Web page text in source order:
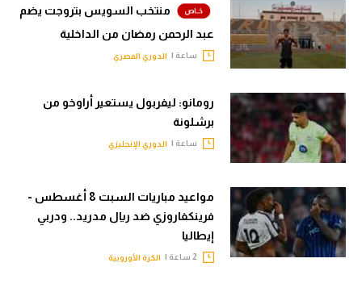
منتخب السويس بتروجت يضم
عبد الرحمن رمضان من الداخلية
ساعة | الدوري المصري
رومانو: ليفربول يستعير أراوخو من
برشلونة
ساعة | الدوري الإنجليزي
مواعيد مباريات السبت 8 أغسطس -
فرينكفاروزي ضد ريال مدريد.. ودربي
إيطاليا
الكرة الأوروبية